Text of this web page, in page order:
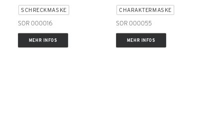
SCHRECKMASKE
SOR 000016
MEHR INFOS
CHARAKTERMASKE
SOR 000055
MEHR INFOS